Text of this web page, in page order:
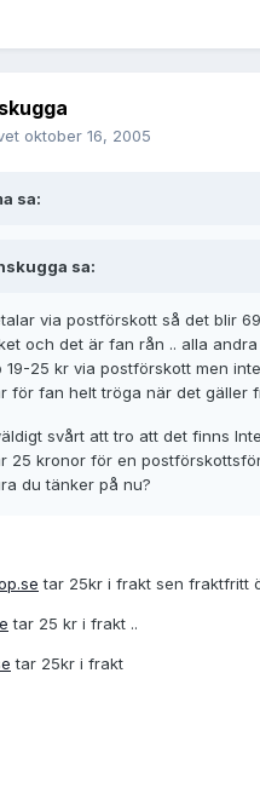
oktober 16, 2005
sa:
sa:
via postförskott så det blir
och det är fan rån .. alla
19-25 kr via postförskott men
för fan helt tröga när det gäller
svårt att tro att det finns
25 kronor för en
du tänker på nu?
tar 25kr i frakt sen fraktfritt
tar 25 kr i frakt ..
tar 25kr i frakt